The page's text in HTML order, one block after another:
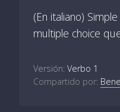
(En italiano)
multiple choice
Versión: Verbo 1
Compartido por: